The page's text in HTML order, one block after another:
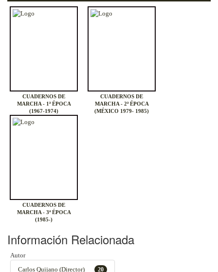
CUADERNOS DE
MARCHA - 1ª ÉPOCA
(1967-1974)
CUADERNOS DE
MARCHA - 2ª ÉPOCA
(MÉXICO 1979- 1985)
CUADERNOS DE
MARCHA - 3ª ÉPOCA
(1985-)
Información Relacionada
Autor
20
Carlos Quijano (Director)